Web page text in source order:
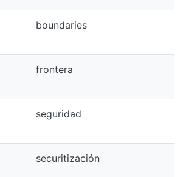
boundaries
frontera
seguridad
securitización